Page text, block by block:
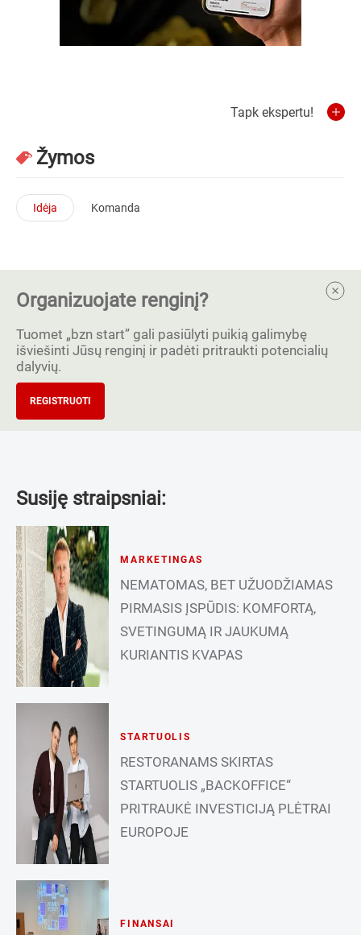
Tapk ekspertu!
Žymos
Idėja Komanda
Organizuojate renginį?
Tuomet „bzn start” gali pasiūlyti puikią galimybę
išviešinti Jūsų renginį ir padėti pritraukti potencialių
dalyvių.
REGISTRUOTI
Susiję straipsniai:
MARKETINGAS
NEMATOMAS, BET UŽUODŽIAMAS
PIRMASIS ĮSPŪDIS: KOMFORTĄ,
SVETINGUMĄ IR JAUKUMĄ
KURIANTIS KVAPAS
STARTUOLIS
RESTORANAMS SKIRTAS
STARTUOLIS „BACKOFFICE“
PRITRAUKĖ INVESTICIJĄ PLĖTRAI
EUROPOJE
FINANSAI